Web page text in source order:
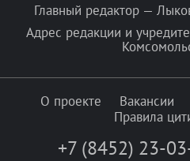
Главный редактор —
Адрес редакции и
О проекте Вакансии
Правила
+7 (8452) 23-